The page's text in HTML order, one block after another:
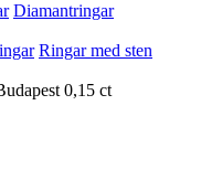
Diamantringar
Ringar med sten
0,15 ct